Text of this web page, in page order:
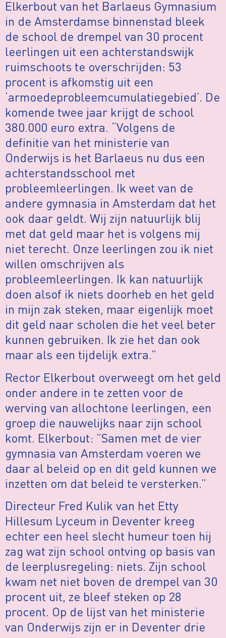
Elkerbout van het Barlaeus Gymnasium
in de Amsterdamse binnenstad bleek
de school de drempel van 30 procent
leerlingen uit een achterstandswijk
ruimschoots te overschrijden: 53
procent is afkomstig uit een
‘armoedeprobleemcumulatiegebied’. De
komende twee jaar krijgt de school
380.000 euro extra. “Volgens de
definitie van het ministerie van
Onderwijs is het Barlaeus nu dus een
achterstandsschool met
probleemleerlingen. Ik weet van de
andere gymnasia in Amsterdam dat het
ook daar geldt. Wij zijn natuurlijk blij
met dat geld maar het is volgens mij
niet terecht. Onze leerlingen zou ik niet
willen omschrijven als
probleemleerlingen. Ik kan natuurlijk
doen alsof ik niets doorheb en het geld
in mijn zak steken, maar eigenlijk moet
dit geld naar scholen die het veel beter
kunnen gebruiken. Ik zie het dan ook
maar als een tijdelijk extra.”
Rector Elkerbout overweegt om het geld
onder andere in te zetten voor de
werving van allochtone leerlingen, een
groep die nauwelijks naar zijn school
komt. Elkerbout: ”Samen met de vier
gymnasia van Amsterdam voeren we
daar al beleid op en dit geld kunnen we
inzetten om dat beleid te versterken.”
Directeur Fred Kulik van het Etty
Hillesum Lyceum in Deventer kreeg
echter een heel slecht humeur toen hij
zag wat zijn school ontving op basis van
de leerplusregeling: niets. Zijn school
kwam net niet boven de drempel van 30
procent uit, ze bleef steken op 28
procent. Op de lijst van het ministerie
van Onderwijs zijn er in Deventer drie